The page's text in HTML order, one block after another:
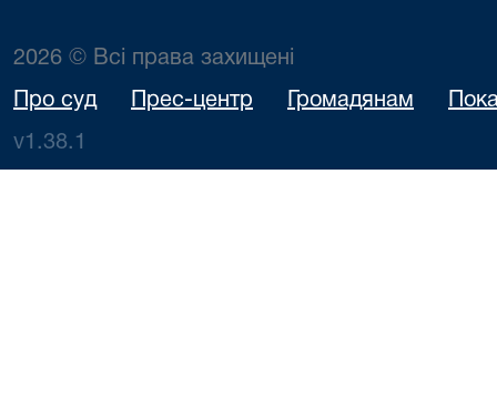
2026 © Всі права захищені
Про суд Прес-центр Громадянам
v1.38.1